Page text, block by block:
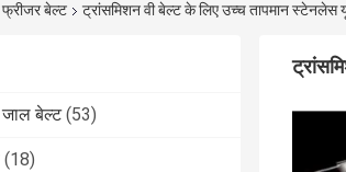
फ्रीजर बेल्ट ट्रांसमिशन वी बेल्ट के लिए उच्च तापमान स्टेनलेस
बेल्ट (53)
(18)